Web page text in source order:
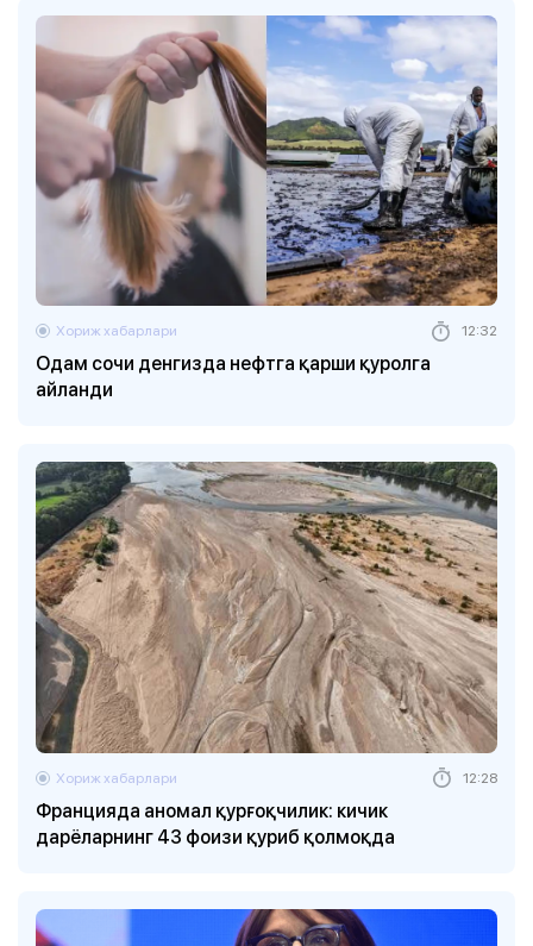
Одам сочи денгизда нефтга қарши қуролга
айланди
Хориж хабарлари 12:32
Францияда аномал қурғоқчилик: кичик
дарёларнинг 43 фоизи қуриб қолмоқда
Хориж хабарлари 12:28